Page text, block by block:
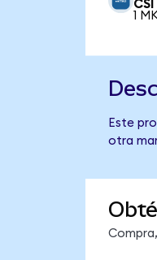
1
Este
otra